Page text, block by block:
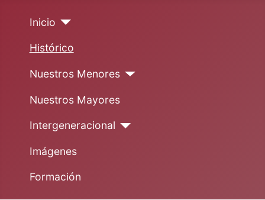
Inicio
Histórico
Nuestros Menores
Nuestros Mayores
Intergeneracional
Imágenes
Formación